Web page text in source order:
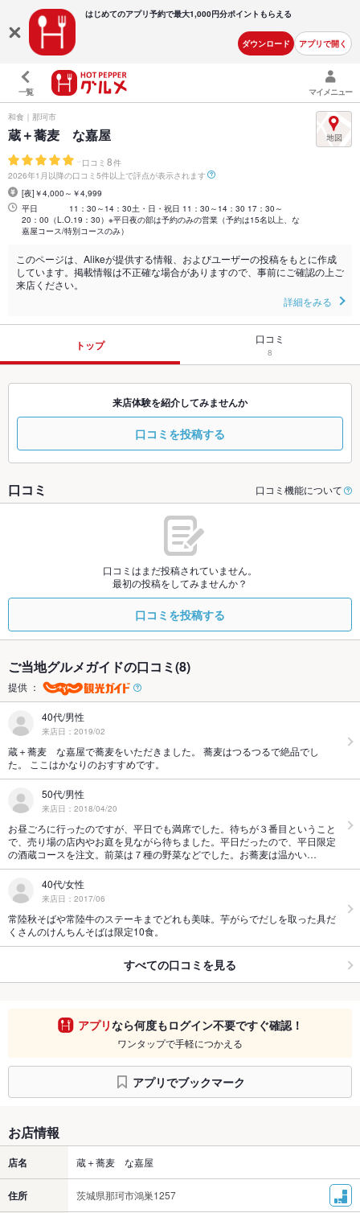
はじめてのアプリ予約で最大1,000円分ポイントもらえる
ダウンロード アプリで開く
一覧 マイメニュー
和食｜那珂市
蔵＋蕎麦 な嘉屋
- 口コミ 8件
2026年1月以降の口コミ5件以上で評点が表示されます
[夜]￥4,000～￥4,999
平日 11：30～14：30土・日・祝日 11：30～14：30 17：30～
20：00（L.O.19：30）※平日夜の部は予約のみの営業（予約は15名以上、な
嘉屋コース/特別コースのみ）
このページは、Alikeが提供する情報、およびユーザーの投稿をもとに作成
しています。掲載情報は不正確な場合がありますので、事前にご確認の上ご
来店ください。
詳細をみる
トップ 口コミ
8
来店体験を紹介してみませんか
口コミを投稿する
口コミ 口コミ機能について
口コミはまだ投稿されていません。
最初の投稿をしてみませんか？
口コミを投稿する
ご当地グルメガイドの口コミ(8)
提供 ：
40代/男性
来店日：2019/02
蔵＋蕎麦 な嘉屋で蕎麦をいただきました。 蕎麦はつるつるで絶品でし
た。 ここはかなりのおすすめです。
50代/男性
来店日：2018/04/20
お昼ごろに行ったのですが、平日でも満席でした。待ちが３番目ということ
で、売り場の店内やお庭を見ながら待ちました。平日だったので、平日限定
の酒蔵コースを注文。前菜は７種の野菜などでした。お蕎麦は温かい…
40代/女性
来店日：2017/06
常陸秋そばや常陸牛のステーキまでどれも美味。芋がらでだしを取った具だ
くさんのけんちんそばは限定10食。
すべての口コミを見る
アプリなら何度もログイン不要ですぐ確認！
ワンタップで手軽につかえる
アプリでブックマーク
お店情報
店名 蔵＋蕎麦 な嘉屋
住所 茨城県那珂市鴻巣1257